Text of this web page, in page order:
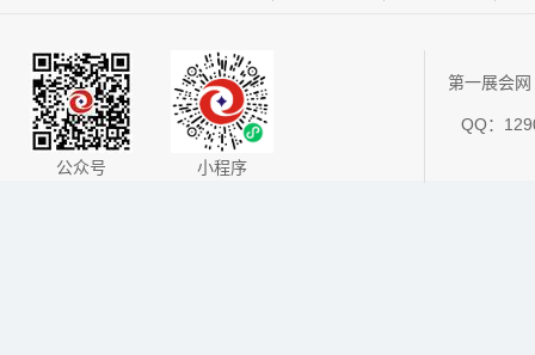
公众号 小程序
第一展会
QQ：